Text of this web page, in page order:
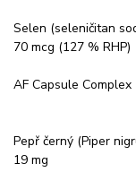
Selen (seleničitan
70 mcg (127 % RHP)
AF Capsule Complex
Pepř černý (Piper
19 mg